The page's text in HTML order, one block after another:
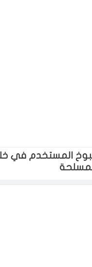
المستخدم في